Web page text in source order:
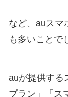
など、auスマ
も多いことで
auが提供する
プラン」「ス